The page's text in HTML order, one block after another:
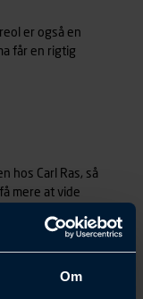
Om
er også en
får en rigtig
hos Carl Ras, så
mere at vide